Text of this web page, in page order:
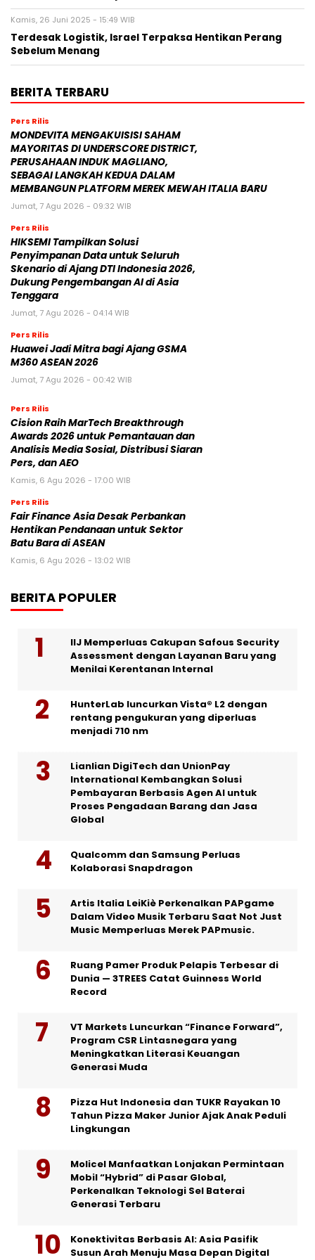
Kamis, 26 Juni 2025 - 15:49 WIB
Terdesak Logistik, Israel Terpaksa Hentikan Perang
Sebelum Menang
BERITA TERBARU
Pers Rilis
MONDEVITA MENGAKUISISI SAHAM
MAYORITAS DI UNDERSCORE DISTRICT,
PERUSAHAAN INDUK MAGLIANO,
SEBAGAI LANGKAH KEDUA DALAM
MEMBANGUN PLATFORM MEREK MEWAH ITALIA BARU
Jumat, 7 Agu 2026 - 09:32 WIB
Pers Rilis
HIKSEMI Tampilkan Solusi
Penyimpanan Data untuk Seluruh
Skenario di Ajang DTI Indonesia 2026,
Dukung Pengembangan AI di Asia
Tenggara
Jumat, 7 Agu 2026 - 04:14 WIB
Pers Rilis
Huawei Jadi Mitra bagi Ajang GSMA
M360 ASEAN 2026
Jumat, 7 Agu 2026 - 00:42 WIB
Pers Rilis
Cision Raih MarTech Breakthrough
Awards 2026 untuk Pemantauan dan
Analisis Media Sosial, Distribusi Siaran
Pers, dan AEO
Kamis, 6 Agu 2026 - 17:00 WIB
Pers Rilis
Fair Finance Asia Desak Perbankan
Hentikan Pendanaan untuk Sektor
Batu Bara di ASEAN
Kamis, 6 Agu 2026 - 13:02 WIB
BERITA POPULER
IIJ Memperluas Cakupan Safous Security
Assessment dengan Layanan Baru yang
Menilai Kerentanan Internal
HunterLab luncurkan Vista® L2 dengan
rentang pengukuran yang diperluas
menjadi 710 nm
Lianlian DigiTech dan UnionPay
International Kembangkan Solusi
Pembayaran Berbasis Agen AI untuk
Proses Pengadaan Barang dan Jasa
Global
Qualcomm dan Samsung Perluas
Kolaborasi Snapdragon
Artis Italia LeiKiè Perkenalkan PAPgame
Dalam Video Musik Terbaru Saat Not Just
Music Memperluas Merek PAPmusic.
Ruang Pamer Produk Pelapis Terbesar di
Dunia — 3TREES Catat Guinness World
Record
VT Markets Luncurkan “Finance Forward”,
Program CSR Lintasnegara yang
Meningkatkan Literasi Keuangan
Generasi Muda
Pizza Hut Indonesia dan TUKR Rayakan 10
Tahun Pizza Maker Junior Ajak Anak Peduli
Lingkungan
Molicel Manfaatkan Lonjakan Permintaan
Mobil “Hybrid” di Pasar Global,
Perkenalkan Teknologi Sel Baterai
Generasi Terbaru
Konektivitas Berbasis AI: Asia Pasifik
Susun Arah Menuju Masa Depan Digital